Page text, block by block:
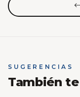
SUGERENCIAS
También